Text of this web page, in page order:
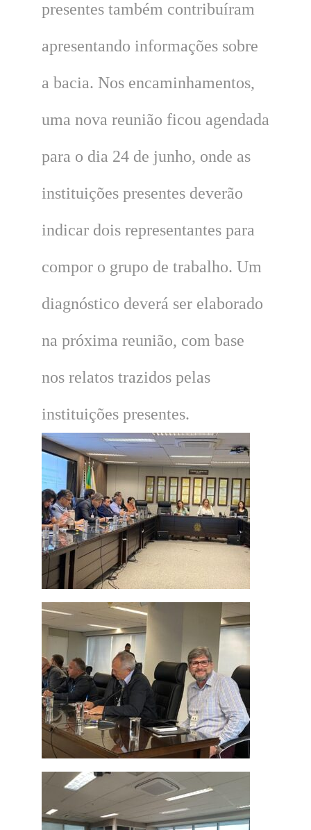
presentes também contribuíram
apresentando informações sobre
a bacia. Nos encaminhamentos,
uma nova reunião ficou agendada
para o dia 24 de junho, onde as
instituições presentes deverão
indicar dois representantes para
compor o grupo de trabalho. Um
diagnóstico deverá ser elaborado
na próxima reunião, com base
nos relatos trazidos pelas
instituições presentes.